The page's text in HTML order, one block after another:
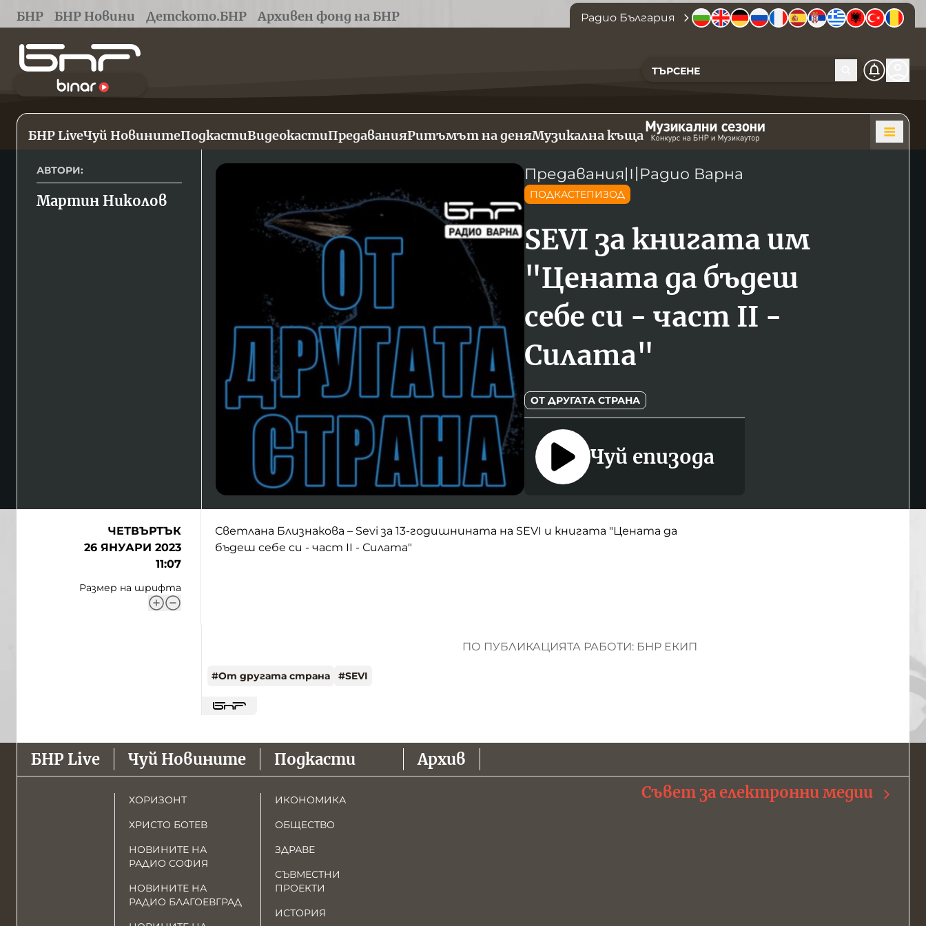
БНР БНР Новини Детското.БНР Архивен фонд на БНР Радио България
БНР LiveЧуй НовинитеПодкастиВидеокастиПредаванияРитъмът на деняМузикална къща
АВТОРИ:
Мартин Николов
Предавания〣 Радио Варна
ПОДКАСТЕПИЗОД
SEVI за книгата им
"Цената да бъдеш
себе си - част II -
Силата"
ОТ ДРУГАТА СТРАНА
Чуй епизода
ЧЕТВЪРТЪК
26 ЯНУАРИ 2023
11:07
Размер на шрифта
Светлана Близнакова – Sevi за 13-годишнината на SEVI и книгата "Цената да
бъдеш себе си - част II - Силата"
ПО ПУБЛИКАЦИЯТА РАБОТИ: БНР ЕКИП
#От другата страна #SEVI
БНР Live Чуй Новините
ХОРИЗОНТ
ХРИСТО БОТЕВ
НОВИНИТЕ НА
РАДИО СОФИЯ
НОВИНИТЕ НА
РАДИО БЛАГОЕВГРАД
Подкасти
ИКОНОМИКА
ОБЩЕСТВО
ЗДРАВЕ
СЪВМЕСТНИ
ПРОЕКТИ
ИСТОРИЯ
Архив
Съвет за електронни медии